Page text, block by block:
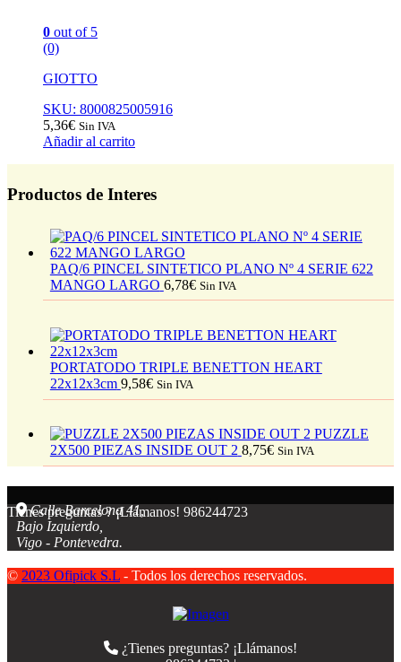
0 out of 5
(0)
GIOTTO
SKU: 8000825005916
5,36€ Sin IVA
Añadir al carrito
Productos de Interes
PAQ/6 PINCEL SINTETICO PLANO Nº 4 SERIE 622
MANGO LARGO 6,78€ Sin IVA
PORTATODO TRIPLE BENETTON HEART
22x12x3cm 9,58€ Sin IVA
PUZZLE
2X500 PIEZAS INSIDE OUT 2 8,75€ Sin IVA
Tienes preguntas ? ¡Llámanos! 986244723
Calle Barcelona 41,
Bajo Izquierdo,
Vigo - Pontevedra.
© 2023 Ofipick S.L - Todos los derechos reservados.
¿Tienes preguntas? ¡Llámanos!